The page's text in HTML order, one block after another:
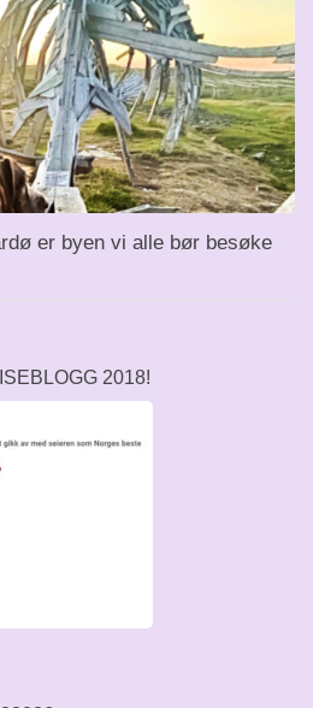
er byen vi alle bør besøke
2018!